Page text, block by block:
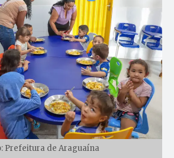
Prefeitura de Araguaína